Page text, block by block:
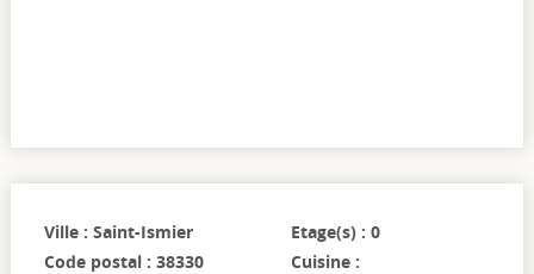
Ville : Saint-Ismier
Code postal : 38330
Etage(s) : 0
Cuisine :